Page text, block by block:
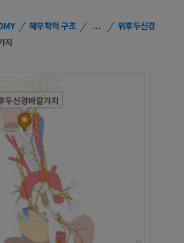
해부학적 구조 ...
위후두신경
지